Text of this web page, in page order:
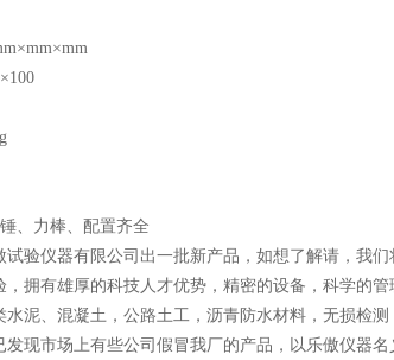
力棒、配置齐全
试验仪器有限公司出一批新产品，如想了解请，我
，拥有雄厚的科技人才优势，精密的设备，科学的
水泥、混凝土，公路土工，沥青防水材料，无损检
发现市场上有些公司假冒我厂的产品，以乐傲仪器